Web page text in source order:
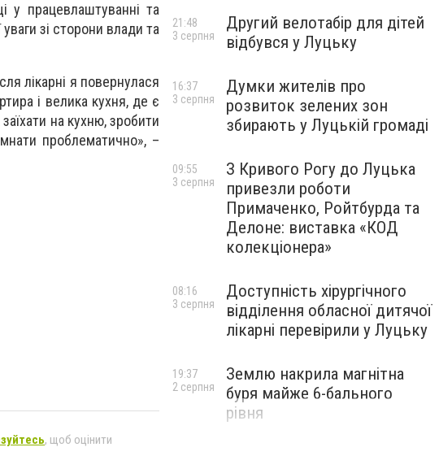
у працевлаштуванні та
зі сторони влади та
лікарні я повернулася
і велика кухня, де є
на кухню, зробити
проблематично», –
, щоб оцінити
Другий велотабір для дітей
відбувся у Луцьку
21:48
3 серпня
Думки жителів про
розвиток зелених зон
збирають у Луцькій громаді
16:37
3 серпня
З Кривого Рогу до Луцька
привезли роботи
Примаченко, Ройтбурда та
Делоне: виставка «КОД
колекціонера»
09:55
3 серпня
Доступність хірургічного
відділення обласної дитячої
лікарні перевірили у Луцьку
08:16
3 серпня
Землю накрила магнітна
буря майже 6-бального
рівня
19:37
2 серпня